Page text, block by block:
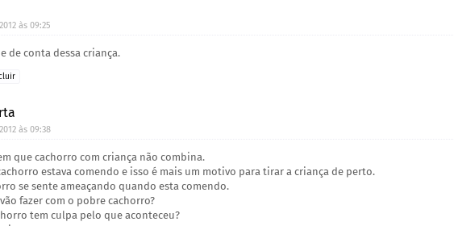
às 09:25
de conta dessa criança.
às 09:38
que cachorro com criança não combina.
estava comendo e isso é mais um motivo para tirar a criança de perto.
se sente ameaçando quando esta comendo.
fazer com o pobre cachorro?
tem culpa pelo que aconteceu?